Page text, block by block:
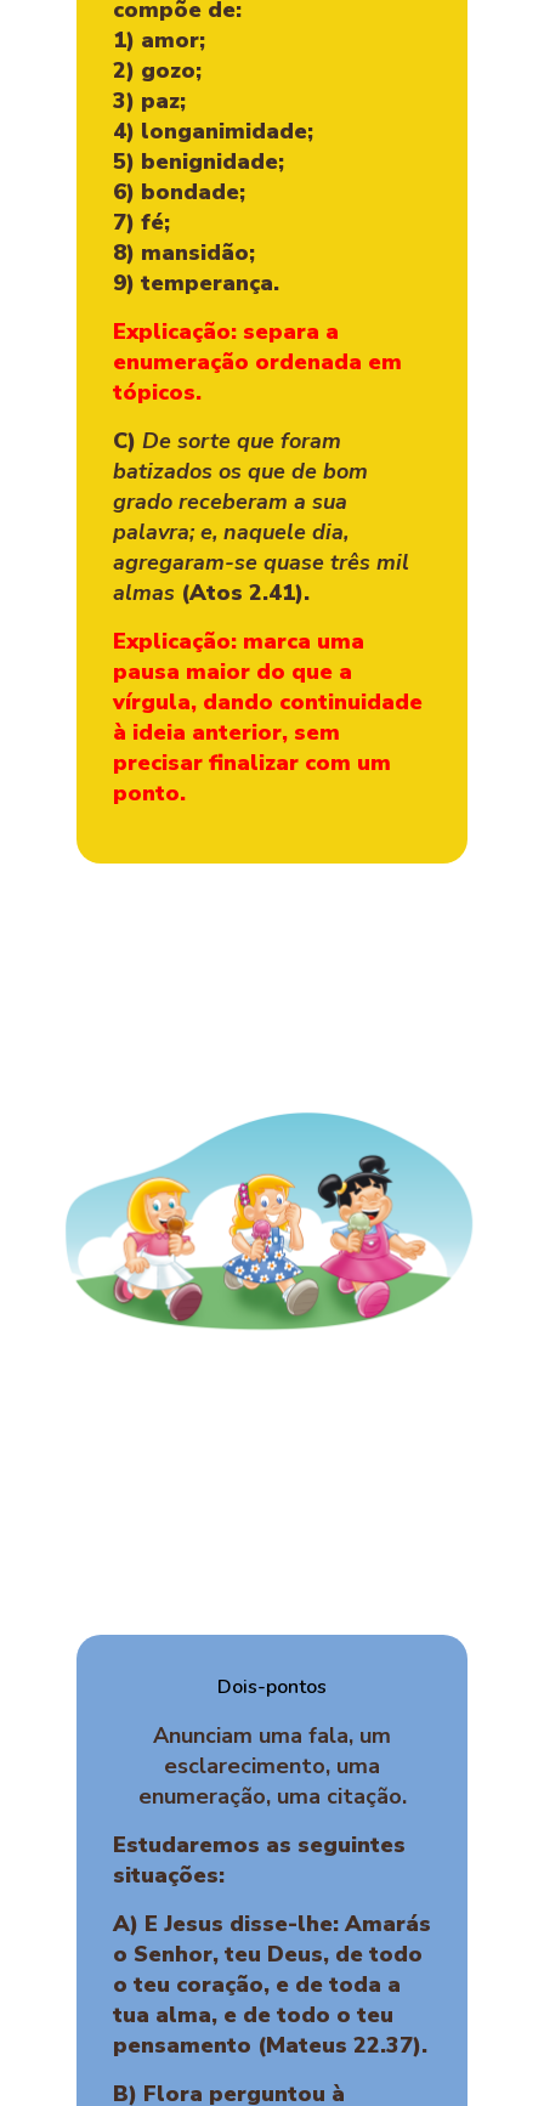
compõe de:
1) amor;
2) gozo;
3) paz;
4) longanimidade;
5) benignidade;
6) bondade;
7) fé;
8) mansidão;
9) temperança.
Explicação: separa a
enumeração ordenada em
tópicos.
C) De sorte que foram
batizados os que de bom
grado receberam a sua
palavra; e, naquele dia,
agregaram-se quase três mil
almas (Atos 2.41).
Explicação: marca uma
pausa maior do que a
vírgula, dando continuidade
à ideia anterior, sem
precisar finalizar com um
ponto.
Dois-pontos
Anunciam uma fala, um
esclarecimento, uma
enumeração, uma citação.
Estudaremos as seguintes
situações:
A) E Jesus disse-lhe: Amarás
o Senhor, teu Deus, de todo
o teu coração, e de toda a
tua alma, e de todo o teu
pensamento (Mateus 22.37).
B) Flora perguntou à